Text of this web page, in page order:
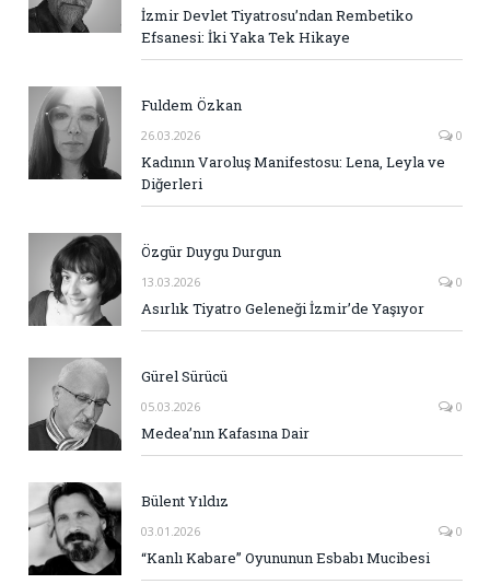
İzmir Devlet Tiyatrosu’ndan Rembetiko
Efsanesi: İki Yaka Tek Hikaye
Fuldem Özkan
26.03.2026 0
Kadının Varoluş Manifestosu: Lena, Leyla ve
Diğerleri
Özgür Duygu Durgun
13.03.2026 0
Asırlık Tiyatro Geleneği İzmir’de Yaşıyor
Gürel Sürücü
05.03.2026 0
Medea’nın Kafasına Dair
Bülent Yıldız
03.01.2026 0
“Kanlı Kabare” Oyununun Esbabı Mucibesi